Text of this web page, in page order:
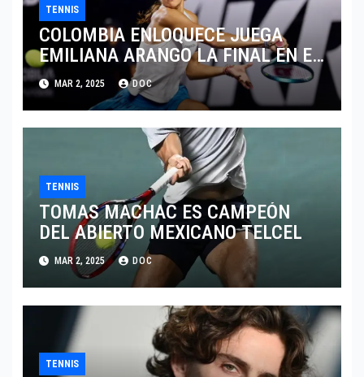
TENNIS
COLOMBIA ENLOQUECE JUEGA
EMILIANA ARANGO LA FINAL EN EL
ABIERTO DE MERIDA
MAR 2, 2025 DOC
TENNIS
TOMAS MACHAC ES CAMPEÓN
DEL ABIERTO MEXICANO TELCEL
MAR 2, 2025 DOC
TENNIS